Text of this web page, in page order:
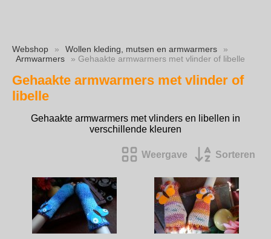
Webshop » Wollen kleding, mutsen en armwarmers
»
Armwarmers
» Gehaakte armwarmers met vlinder of libelle
Gehaakte armwarmers met vlinder of
libelle
Gehaakte armwarmers met vlinders en libellen in
verschillende kleuren
Weergave Sorteren